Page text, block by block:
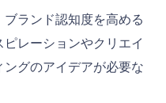
を伝える
グを作成して共有する
ランド認知度を高める
レーションやクリエイ
グのアイデアが必要な